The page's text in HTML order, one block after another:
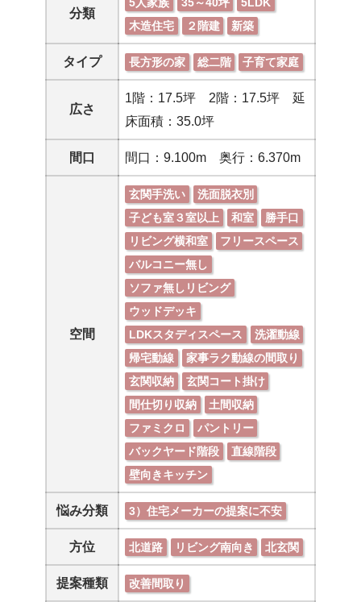
分類
木造住宅
２階建 新築
タイプ 長方形の家 総二階 子育て家庭
広さ
1階：17.5坪 2階：17.5坪 延
床面積：35.0坪
間口 間口：9.100m 奥行：6.370m
空間
玄関手洗い
洗面脱衣別
子ども室３室以上
和室
勝手口
リビング横和室
フリースペース
バルコニー無し
ソファ無しリビング
ウッドデッキ
LDKスタディスペース
洗濯動線
帰宅動線
家事ラク動線の間取り
玄関収納
玄関コート掛け
間仕切り収納
土間収納
ファミクロ
パントリー
バックヤード階段
直線階段
壁向きキッチン
悩み分類 3）住宅メーカーの提案に不安
方位 北道路 リビング南向き 北玄関
提案種類 改善間取り